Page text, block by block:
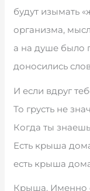
будут изымать
организма,
а на душе было
доносились
И если вдруг
То грусть не
Когда ты
Есть крыша
есть крыша
Крыша. Именно